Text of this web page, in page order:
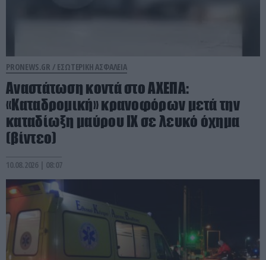
PRONEWS.GR / ΕΣΩΤΕΡΙΚΗ ΑΣΦΑΛΕΙΑ
Αναστάτωση κοντά στο ΑΧΕΠΑ:
«Καταδρομική» κρανοφόρων μετά την
καταδίωξη μαύρου ΙΧ σε λευκό όχημα
(βίντεο)
10.08.2026 | 08:07